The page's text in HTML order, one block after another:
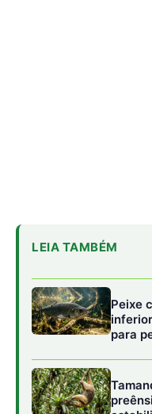
Dica:Comece com
minutos de exercício
à medida que essa
A consistência, mais
fundamental.